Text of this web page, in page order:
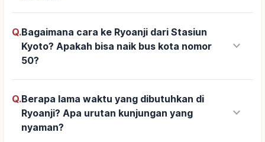
Q.Bagaimana cara ke Ryoanji dari Stasiun
Kyoto? Apakah bisa naik bus kota nomor
50?
keyboard_arrow_down
Q.Berapa lama waktu yang dibutuhkan di
Ryoanji? Apa urutan kunjungan yang
nyaman?
keyboard_arrow_down